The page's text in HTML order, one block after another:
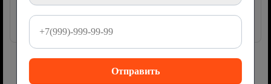
Подключить
Сим-карта Ростелеком с мобильной